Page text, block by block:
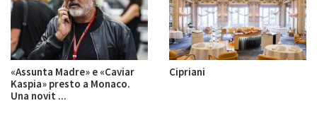
«Assunta Madre» e «Caviar
Kaspia» presto a Monaco.
Una novit ...
Cipriani